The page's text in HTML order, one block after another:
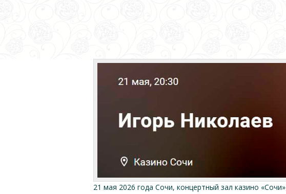
21 мая 2026 года Сочи, концертный зал казино